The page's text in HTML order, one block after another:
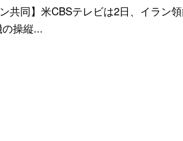
ン共同】米CBSテレビは2日、イラン
操縦...